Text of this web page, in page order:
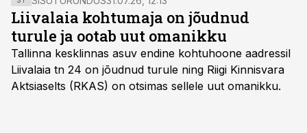
Liivalaia kohtumaja on jõudnud
turule ja ootab uut omanikku
Tallinna kesklinnas asuv endine kohtuhoone aadressil
Liivalaia tn 24 on jõudnud turule ning Riigi Kinnisvara
Aktsiaselts (RKAS) on otsimas sellele uut omanikku.